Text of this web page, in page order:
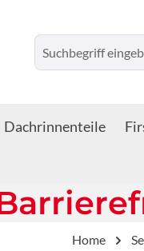
Dachrinnenteile
Home